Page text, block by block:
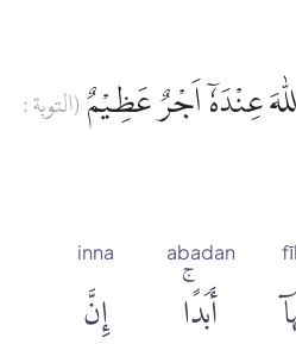
عِنْدَهٗٓ اَجْرٌ عَظِيْمٌ (التوبة :
abadan
أَبَدًاۚ
inna
إِنَّ